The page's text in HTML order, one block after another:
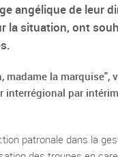
angélique de leur
la situation, ont
madame la marquise",
interrégional par
patronale dans la